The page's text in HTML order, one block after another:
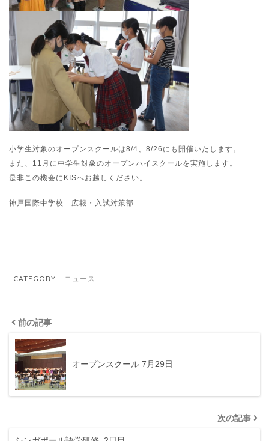
小学生対象のオープンスクールは8/4、8/26にも開催いたします。
また、11月に中学生対象のオープンハイスクールを実施します。
是非この機会にKISへお越しください。
神戸国際中学校 広報・入試対策部
CATEGORY : ニュース
前の記事
オープンスクール 7月29日
次の記事